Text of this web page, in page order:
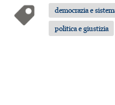
democrazia e
politica e giustizia